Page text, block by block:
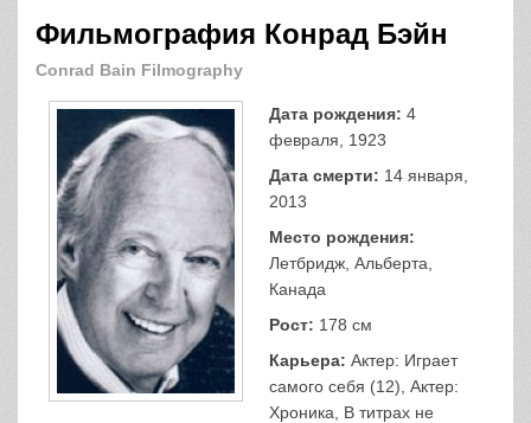
Фильмография Конрад Бэйн
Conrad Bain Filmography
Дата рождения: 4
февраля, 1923
Дата смерти: 14 января,
2013
Место рождения:
Летбридж, Альберта,
Канада
Рост: 178 см
Карьера: Актер: Играет
самого себя (12), Актер:
Хроника, В титрах не